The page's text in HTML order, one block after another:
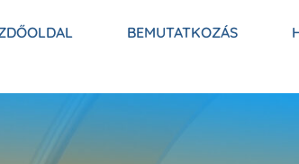
BEMUTATKOZÁS